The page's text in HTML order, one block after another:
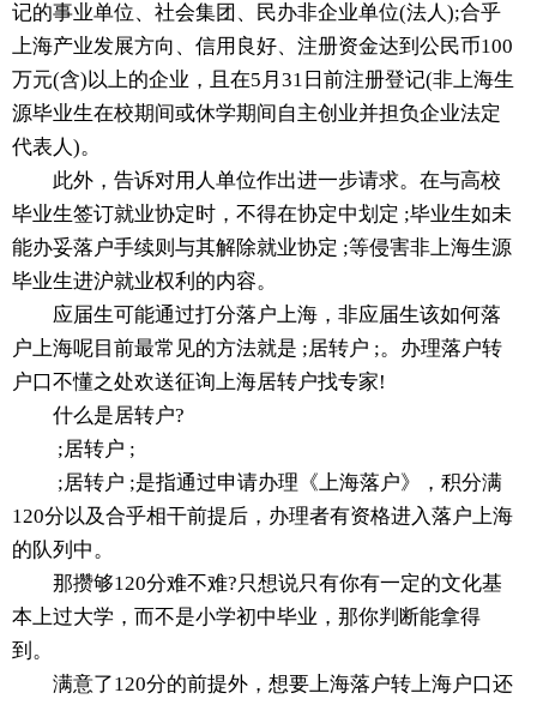
记的事业单位、社会集团、民办非企业单位(法人);合乎
上海产业发展方向、信用良好、注册资金达到公民币100
万元(含)以上的企业，且在5月31日前注册登记(非上海生
源毕业生在校期间或休学期间自主创业并担负企业法定
代表人)。
此外，告诉对用人单位作出进一步请求。在与高校
毕业生签订就业协定时，不得在协定中划定 ;毕业生如未
能办妥落户手续则与其解除就业协定 ;等侵害非上海生源
毕业生进沪就业权利的内容。
应届生可能通过打分落户上海，非应届生该如何落
户上海呢目前最常见的方法就是 ;居转户 ;。办理落户转
户口不懂之处欢送征询上海居转户找专家!
什么是居转户?
;居转户 ;
;居转户 ;是指通过申请办理《上海落户》，积分满
120分以及合乎相干前提后，办理者有资格进入落户上海
的队列中。
那攒够120分难不难?只想说只有你有一定的文化基
本上过大学，而不是小学初中毕业，那你判断能拿得
到。
满意了120分的前提外，想要上海落户转上海户口还